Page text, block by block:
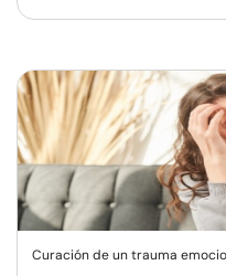
Curación de un trauma